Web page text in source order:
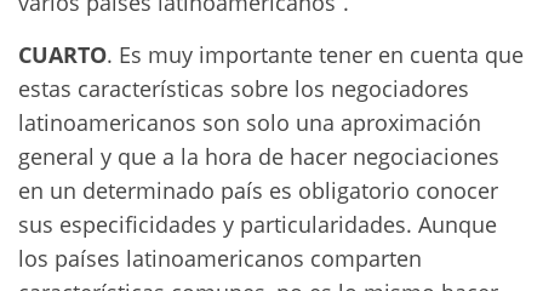
CUARTO. Es muy importante tener en cuenta que
estas características sobre los negociadores
latinoamericanos son solo una aproximación
general y que a la hora de hacer negociaciones
en un determinado país es obligatorio conocer
sus especificidades y particularidades. Aunque
los países latinoamericanos comparten